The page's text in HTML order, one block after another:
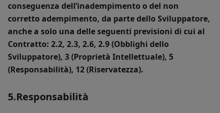
conseguenza dell’inadempimento o del non
corretto adempimento, da parte dello Sviluppatore,
anche a solo una delle seguenti previsioni di cui al
Contratto: 2.2, 2.3, 2.6, 2.9 (Obblighi dello
Sviluppatore), 3 (Proprietà Intellettuale), 5
(Responsabilità), 12 (Riservatezza).
5.Responsabilità